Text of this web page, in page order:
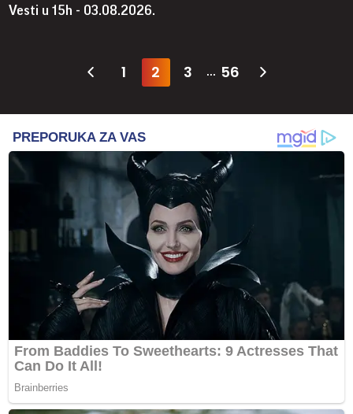
Vesti u 15h - 03.08.2026.
1 2 3 ... 56